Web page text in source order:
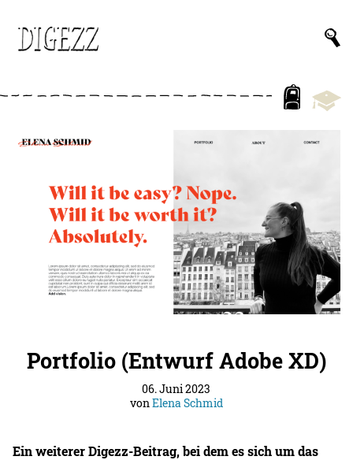
Portfolio (Entwurf Adobe XD)
06. Juni 2023
vonElena Schmid
Ein weiterer Digezz-Beitrag, bei dem es sich um das